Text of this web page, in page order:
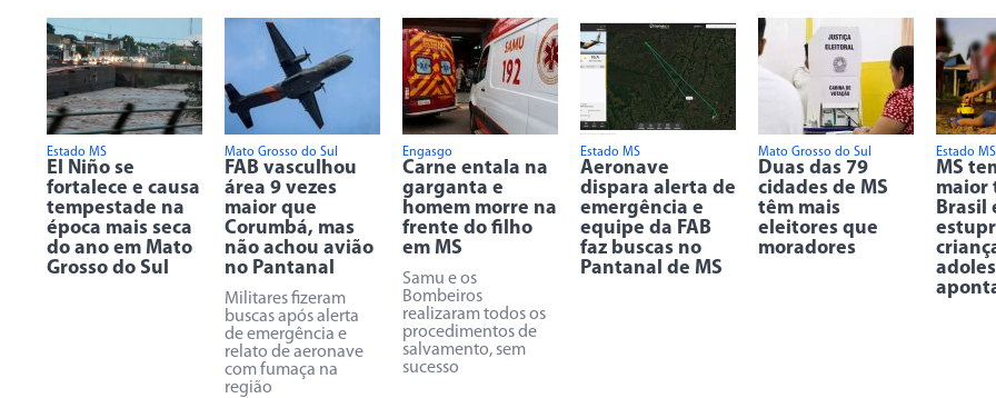
Estado MS
El Niño se
fortalece e causa
tempestade na
época mais seca
do ano em Mato
Grosso do Sul
Mato Grosso do Sul
FAB vasculhou
área 9 vezes
maior que
Corumbá, mas
não achou avião
no Pantanal
Militares fizeram
buscas após alerta
de emergência e
relato de aeronave
com fumaça na
região
Engasgo
Carne entala na
garganta e
homem morre na
frente do filho
em MS
Samu e os
Bombeiros
realizaram todos os
procedimentos de
salvamento, sem
sucesso
Estado MS
Aeronave
dispara alerta de
emergência e
equipe da FAB
faz buscas no
Pantanal de MS
Mato Grosso do Sul
Duas das 79
cidades de MS
têm mais
eleitores que
moradores
Estado MS
MS
maior
Brasil